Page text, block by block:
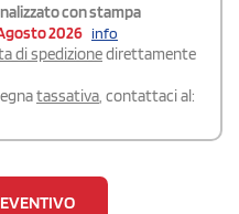
con stampa
2026 info
di spedizionedirettamente
tassativa, contattaci al: